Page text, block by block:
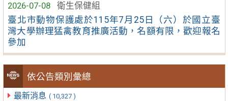
2026-07-08
衛生保健組
臺北市動物保護處於115年7月25日（六）於國立臺
灣大學辦理猛禽教育推廣活動，名額有限，歡迎報名
參加
依公告類別彙總
最新消息 ( 10,327 )